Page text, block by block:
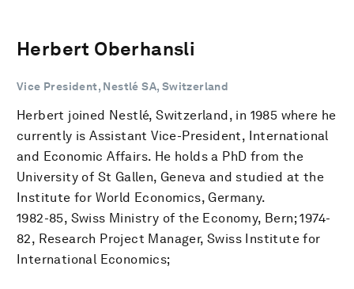
Herbert Oberhansli
Vice President, Nestlé SA, Switzerland
Herbert joined Nestlé, Switzerland, in 1985 where he
currently is Assistant Vice-President, International
and Economic Affairs. He holds a PhD from the
University of St Gallen, Geneva and studied at the
Institute for World Economics, Germany.
1982-85, Swiss Ministry of the Economy, Bern; 1974-
82, Research Project Manager, Swiss Institute for
International Economics;